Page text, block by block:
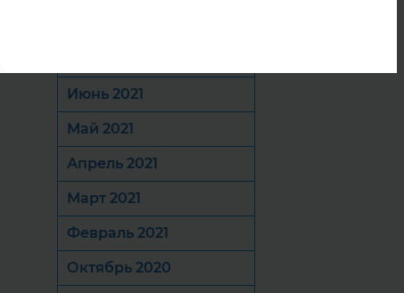
Июнь 2021
Май 2021
Апрель 2021
Март 2021
Февраль 2021
Октябрь 2020